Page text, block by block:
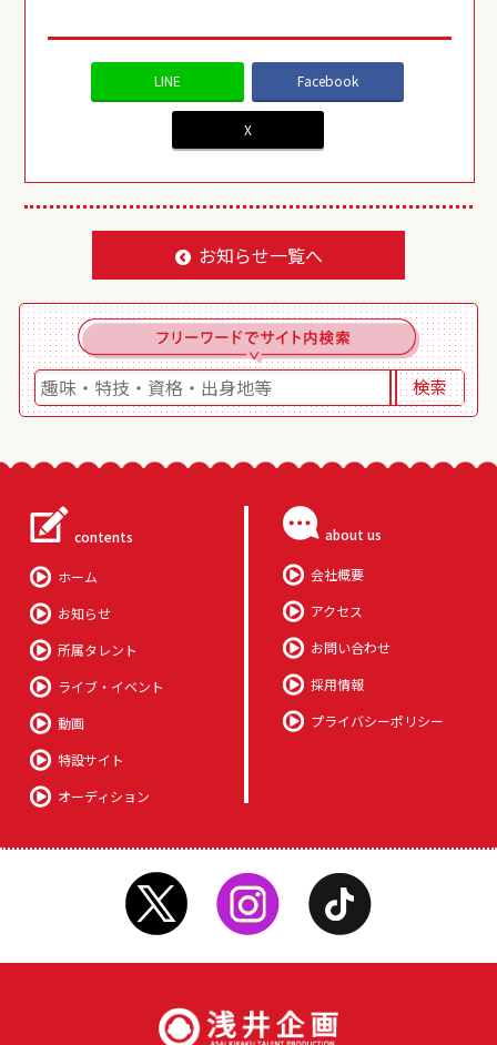
LINE Facebook
X
お知らせ一覧へ
contents
ホーム
お知らせ
所属タレント
ライブ・イベント
動画
特設サイト
オーディション
about us
会社概要
アクセス
お問い合わせ
採用情報
プライバシーポリシー